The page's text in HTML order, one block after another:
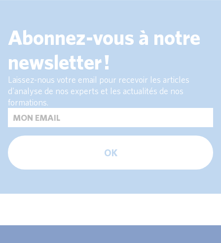
Abonnez-vous à notre
newsletter !
Laissez-nous votre email pour recevoir les articles
d'analyse de nos experts et les actualités de nos
formations.
OK